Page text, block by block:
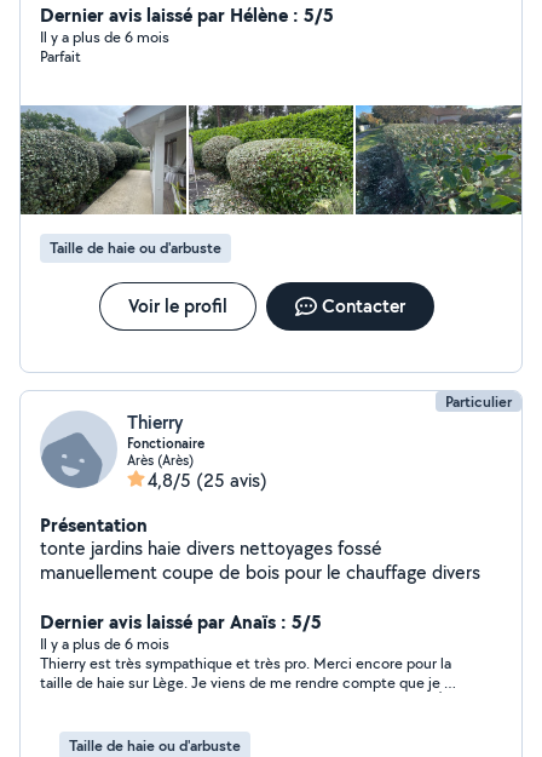
pression, évacuation d'encombrants,) N'hésitez pas à
me contacter !
Dernier avis laissé par Hélène : 5/5
Il y a plus de 6 mois
Parfait
Taille de haie ou d'arbuste
Voir le profil Contacter
Particulier
Thierry
Fonctionaire
Arès (Arès)
4,8/5 (25 avis)
Présentation
tonte jardins haie divers nettoyages fossé
manuellement coupe de bois pour le chauffage divers
Dernier avis laissé par Anaïs : 5/5
Il y a plus de 6 mois
Thierry est très sympathique et très pro. Merci encore pour la
taille de haie sur Lège. Je viens de me rendre compte que je ne
Taille de haie ou d'arbuste